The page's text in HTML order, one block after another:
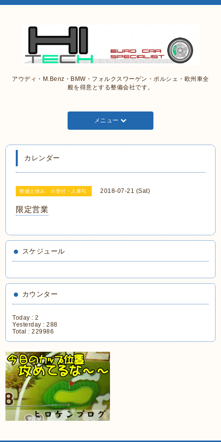
アウディ・M.Benz・BMW・フォルクスワーゲン・ポルシェ・欧州車全
般を得意とする整備会社です。
メニュー
カレンダー
整備士休み ※受付・入庫可 2018-07-21 (Sat)
限定営業
スケジュール
カウンター
Today :2
Yesterday :288
Total :229986